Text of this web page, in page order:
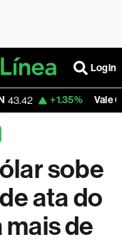
Login
+1.35% Vale ON 76.28
sobe
ata do
mais de